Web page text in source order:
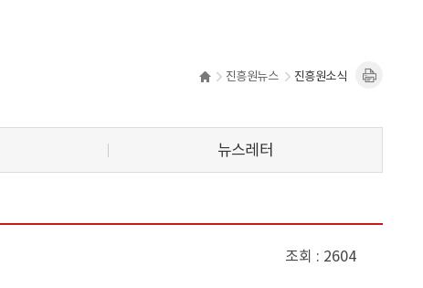
진흥원뉴스 진흥원소식
뉴스레터
조회 2604